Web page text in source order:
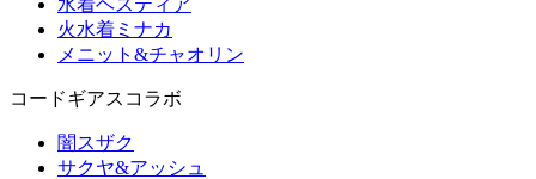
水着ヘスティア
火水着ミナカ
メニット&チャオリン
コードギアスコラボ
闇スザク
サクヤ&アッシュ